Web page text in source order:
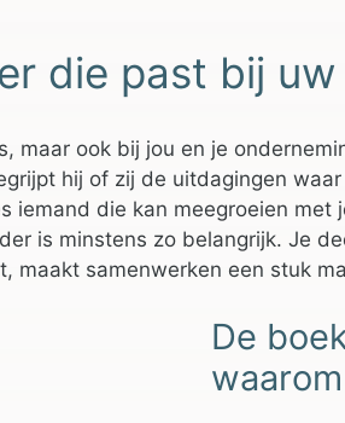
die past bij
maar ook bij jou en je
hij of zij de uitdagingen
iemand die kan meegroeien
is minstens zo belangrijk. Je
maakt samenwerken een stuk
De